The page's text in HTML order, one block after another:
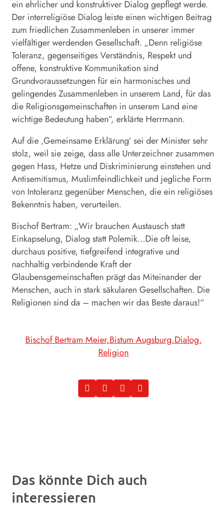
ein ehrlicher und konstruktiver Dialog gepflegt werde.
Der interreligiöse Dialog leiste einen wichtigen Beitrag
zum friedlichen Zusammenleben in unserer immer
vielfältiger werdenden Gesellschaft. „Denn religiöse
Toleranz, gegenseitiges Verständnis, Respekt und
offene, konstruktive Kommunikation sind
Grundvoraussetzungen für ein harmonisches und
gelingendes Zusammenleben in unserem Land, für das
die Religionsgemeinschaften in unserem Land eine
wichtige Bedeutung haben“, erklärte Herrmann.
Auf die ‚Gemeinsame Erklärung‘ sei der Minister sehr
stolz, weil sie zeige, dass alle Unterzeichner zusammen
gegen Hass, Hetze und Diskriminierung einstehen und
Antisemitismus, Muslimfeindlichkeit und jegliche Form
von Intoleranz gegenüber Menschen, die ein religiöses
Bekenntnis haben, verurteilen.
Bischof Bertram: „Wir brauchen Austausch statt
Einkapselung, Dialog statt Polemik…Die oft leise,
durchaus positive, tiefgreifend integrative und
nachhaltig verbindende Kraft der
Glaubensgemeinschaften prägt das Miteinander der
Menschen, auch in stark säkularen Gesellschaften. Die
Religionen sind da – machen wir das Beste daraus!“
Bischof Bertram Meier Bistum Augsburg Dialog
Religion
Das könnte Dich auch
interessieren